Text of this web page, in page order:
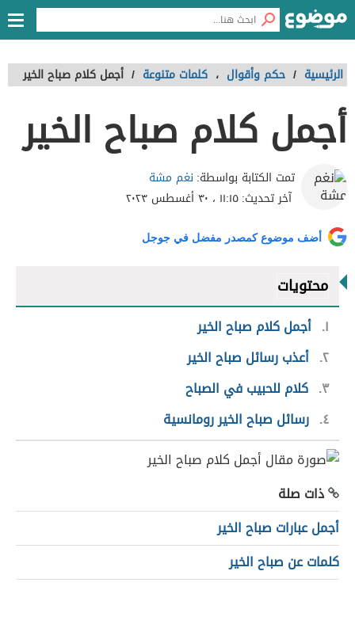
الرئيسية / حكم وأقوال ، كلمات متنوعة / أجمل كلام صباح الخير
أجمل كلام صباح الخير
تمت الكتابة بواسطة: نغم مشة
آخر تحديث:١١:١٥ ، ٣٠ أغسطس ٢٠٢٣
أضف موضوع كمصدر مفضل في جوجل
محتويات
١ أجمل كلام صباح الخير
٢ أعذب رسائل صباح الخير
٣ كلام للحبيب في الصباح
٤ رسائل صباح الخير رومانسية
ذات صلة
أجمل عبارات صباح الخير
كلمات عن صباح الخير